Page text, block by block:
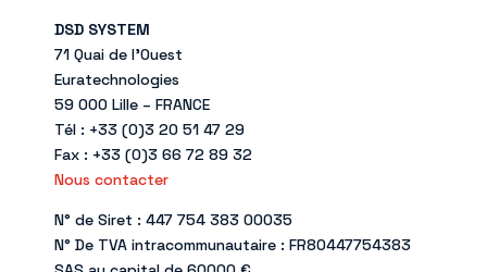
DSD SYSTEM
71 Quai de l’Ouest
Euratechnologies
59 000 Lille – FRANCE
Tél : +33 (0)3 20 51 47 29
Fax : +33 (0)3 66 72 89 32
Nous contacter
N° de Siret : 447 754 383 00035
N° De TVA intracommunautaire : FR80447754383